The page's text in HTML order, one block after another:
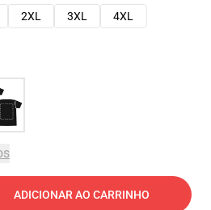
2XL 3XL
4XL
ADICIONAR AO CARRINHO